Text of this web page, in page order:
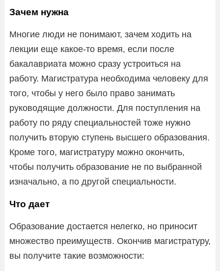
Зачем нужна
Многие люди не понимают, зачем ходить на
лекции еще какое-то время, если после
бакалавриата можно сразу устроиться на
работу. Магистратура необходима человеку для
того, чтобы у него было право занимать
руководящие должности. Для поступления на
работу по ряду специальностей тоже нужно
получить вторую ступень высшего образования.
Кроме того, магистратуру можно окончить,
чтобы получить образование не по выбранной
изначально, а по другой специальности.
Что дает
Образование достается нелегко, но приносит
множество преимуществ. Окончив магистратуру,
вы получите такие возможности: